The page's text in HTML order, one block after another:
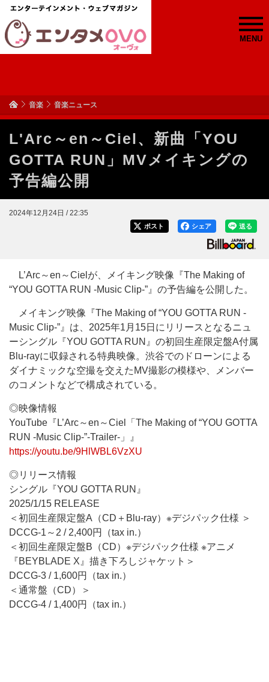
MENU
音楽 音楽ニュース
L'Arc～en～Ciel、新曲「YOU
GOTTA RUN」MVメイキングの
予告編公開
2024年12月24日 / 22:35
送る
シェア
ポスト
L’Arc～en～Cielが、メイキング映像『The Making of
“YOU GOTTA RUN -Music Clip-”』の予告編を公開した。
メイキング映像『The Making of “YOU GOTTA RUN -
Music Clip-”』は、2025年1月15日にリリースとなるニュ
ーシングル『YOU GOTTA RUN』の初回生産限定盤A付属
Blu-rayに収録される特典映像。渋谷でのドローンによる
ダイナミックな空撮を交えたMV撮影の模様や、メンバー
のコメントなどで構成されている。
◎映像情報
YouTube『L’Arc～en～Ciel「The Making of “YOU GOTTA
RUN -Music Clip-”-Trailer-」』
https://youtu.be/9HlWBL6VzXU
◎リリース情報
シングル『YOU GOTTA RUN』
2025/1/15 RELEASE
＜初回生産限定盤A（CD＋Blu-ray）※デジパック仕様 ＞
DCCG-1～2 / 2,400円（tax in.）
＜初回生産限定盤B（CD）※デジパック仕様 ※アニメ
『BEYBLADE X』描き下ろしジャケット＞
DCCG-3 / 1,600円（tax in.）
＜通常盤（CD）＞
DCCG-4 / 1,400円（tax in.）